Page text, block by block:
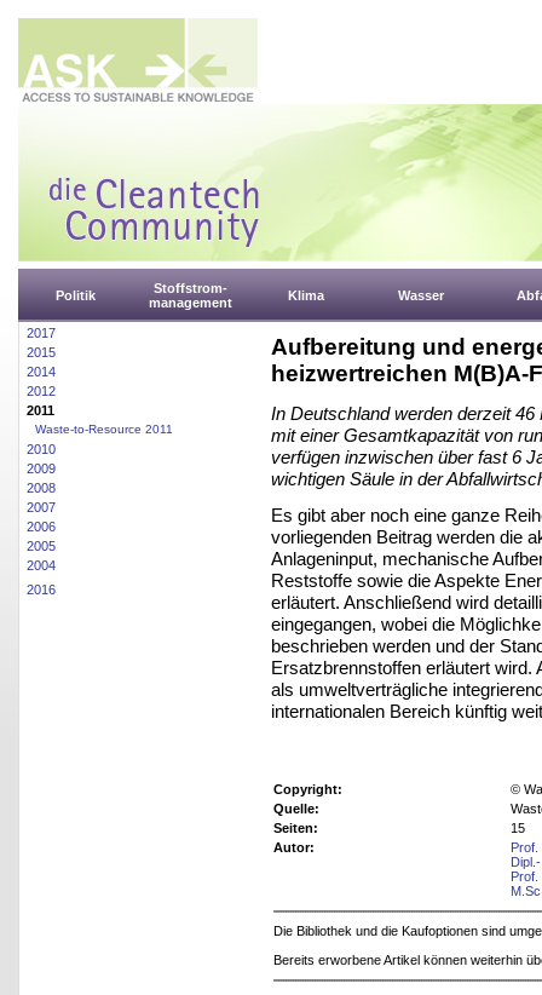
Politik
Stoffstrom-
management
Klima Wasser
2017
2015
2014
2012
2011
Waste-to-Resource 2011
2010
2009
2008
2007
2006
2005
2004
2016
Aufbereitung und
heizwertreichen
In Deutschland werden derzeit
mit einer Gesamtkapazität von
verfügen inzwischen über fast 6
wichtigen Säule in der
Es gibt aber noch eine ganze
vorliegenden Beitrag werden die
Anlageninput, mechanische
Reststoffe sowie die Aspekte
erläutert. Anschließend wird
eingegangen, wobei die
beschrieben werden und der
Ersatzbrennstoffen erläutert wird.
als umweltverträgliche
internationalen Bereich künftig
Copyright:
©
Quelle:
Seiten:
15
Autor:
Die Bibliothek und die Kaufoptionen sind
Bereits erworbene Artikel können weiterhin